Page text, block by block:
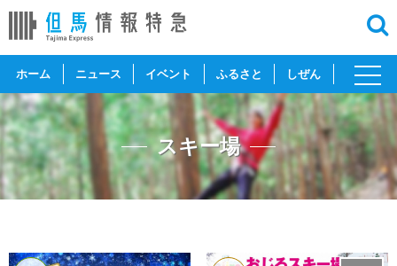
ホーム ニュース イベント ふるさと しぜん
toggle
スキー場